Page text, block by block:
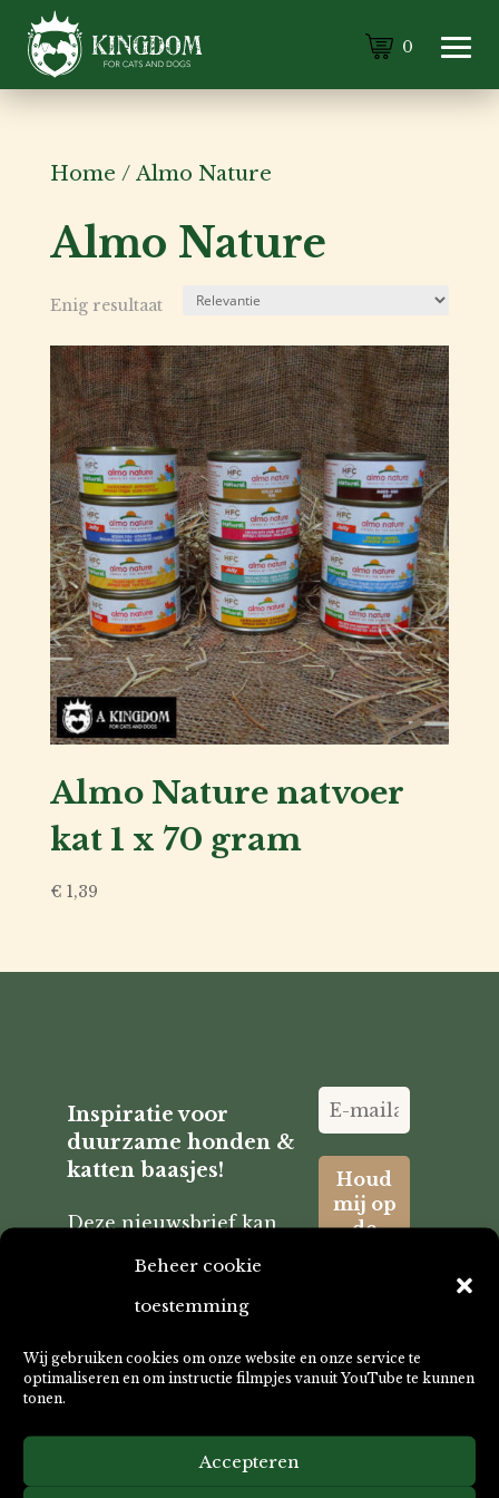
Beheer cookie
toestemming
Wij gebruiken cookies om onze website en onze service te
optimaliseren en om instructie filmpjes vanuit YouTube te kunnen
tonen.
Accepteren
Kat
Hond
Voor
fokker
Voor
baas
Over
ons
Account
inlog
0
Home / Almo Nature
Almo Nature
Enig resultaat
Almo Nature natvoer
kat 1 x 70 gram
€ 1,39
Inspiratie voor
duurzame honden &
katten baasjes!
Deze nieuwsbrief kan
verscheuren!
Zo ontvang je altijd
onze tips & tricks,
vakantie
Info voor fokkers
Nieuwe producten